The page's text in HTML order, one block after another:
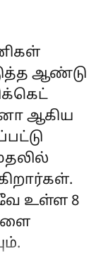
ஆண்டு
ஆகிய
உள்ள 8